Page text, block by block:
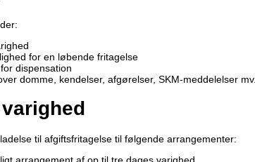
for en løbende fritagelse
dispensation
domme, kendelser, afgørelser, SKM-meddelelser mv.
til afgiftsfritagelse til følgende arrangementer: